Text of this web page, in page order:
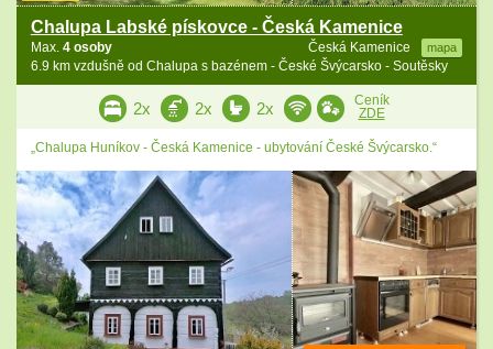
Chalupa Labské pískovce - Česká Kamenice
Česká Kamenice mapa
Max. 4 osoby
6.9 km vzdušně od Chalupa s bazénem - České Švýcarsko - Soutěsky
2x 2x 2x
Ceník
ZDE
„Chalupa Huníkov - Česká Kamenice - ubytování České Švýcarsko.“